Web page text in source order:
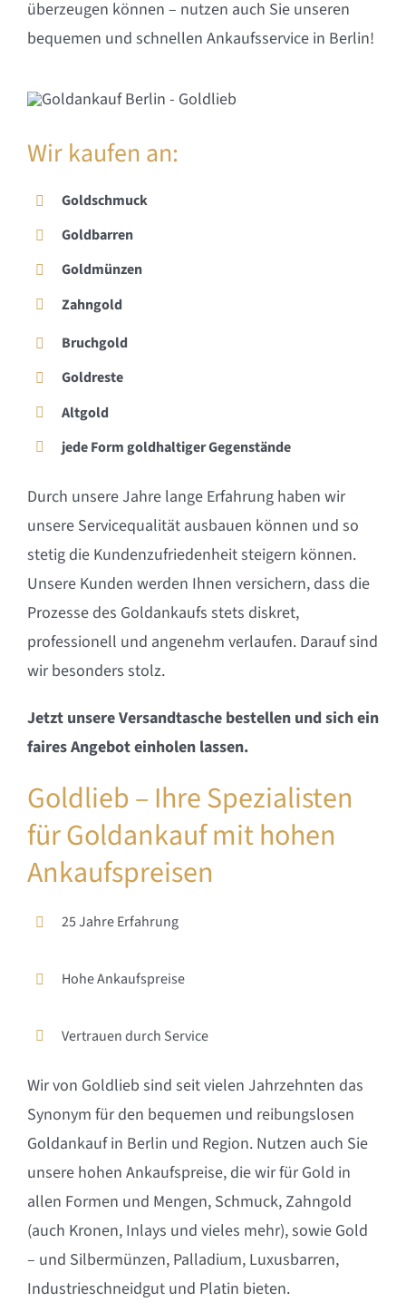
überzeugen können – nutzen auch Sie unseren
bequemen und schnellen Ankaufsservice in Berlin!
Wir kaufen an:
Goldschmuck
Goldbarren
Goldmünzen
Zahngold
Bruchgold
Goldreste
Altgold
jede Form goldhaltiger Gegenstände
Durch unsere Jahre lange Erfahrung haben wir
unsere Servicequalität ausbauen können und so
stetig die Kundenzufriedenheit steigern können.
Unsere Kunden werden Ihnen versichern, dass die
Prozesse des Goldankaufs stets diskret,
professionell und angenehm verlaufen. Darauf sind
wir besonders stolz.
Jetzt unsere Versandtasche bestellen und sich ein
faires Angebot einholen lassen.
Goldlieb – Ihre Spezialisten
für Goldankauf mit hohen
Ankaufspreisen
25 Jahre Erfahrung
Hohe Ankaufspreise
Vertrauen durch Service
Wir von Goldlieb sind seit vielen Jahrzehnten das
Synonym für den bequemen und reibungslosen
Goldankauf in Berlin und Region. Nutzen auch Sie
unsere hohen Ankaufspreise, die wir für Gold in
allen Formen und Mengen, Schmuck, Zahngold
(auch Kronen, Inlays und vieles mehr), sowie Gold
– und Silbermünzen, Palladium, Luxusbarren,
Industrieschneidgut und Platin bieten.